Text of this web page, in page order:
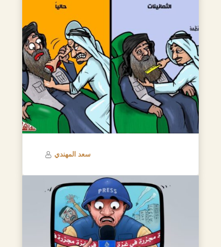
سعد المهندي